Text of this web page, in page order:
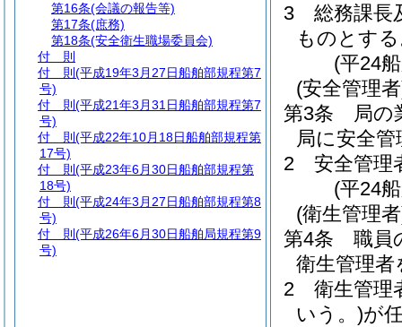
3
総務課長
ものとす
(平24
(安全管理
第3条
局の
局に安全
2
安全管理
(平24
(衛生管理
第4条
職員
衛生管理者
2
衛生管理
いう。)が
第16条(会議の報告等)
第17条(庶務)
第18条(安全衛生職場委員会)
付 則
付 則 (平成19年3月27日船舶部規程第7
号)
付 則 (平成21年3月31日船舶部規程第7
号)
付 則 (平成22年10月18日船舶部規程第
17号)
付 則 (平成23年6月30日船舶部規程第
18号)
付 則 (平成24年3月27日船舶部規程第8
号)
付 則 (平成26年6月30日船舶局規程第9
号)